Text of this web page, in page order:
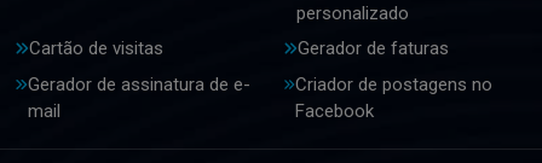
personalizado
Cartão de visitas
Gerador de faturas
Gerador de assinatura de e-
mail
Criador de postagens no
Facebook